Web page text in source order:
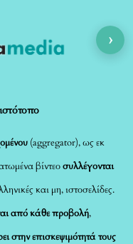
(aggregator), ως εκ
βίντεοσυλλέγονται
και μη, ιστοσελίδες.
από κάθε προβολή,
στην επισκεψιμότητά τους
›